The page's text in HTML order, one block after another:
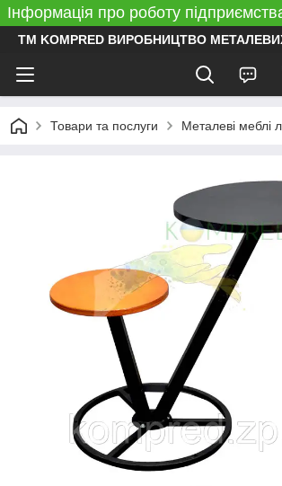
Інформація про роботу
ТМ KOMPRED ВИРОБНИЦТВО
Товари та послуги Металеві меблі